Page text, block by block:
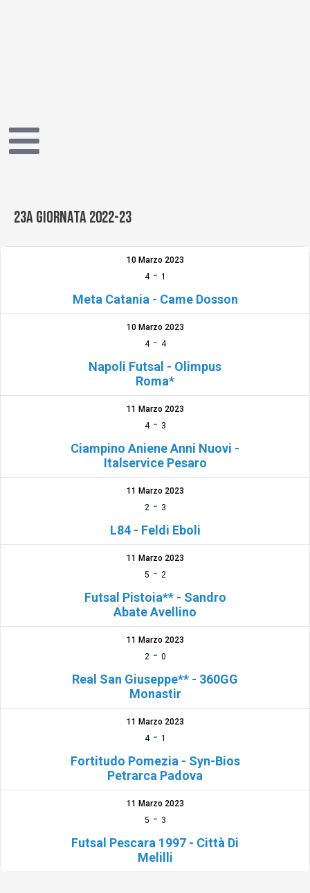
23a giornata 2022-23
10 Marzo 2023
4- 1
Meta Catania - Came Dosson
10 Marzo 2023
4- 4
Napoli Futsal - Olimpus
Roma*
11 Marzo 2023
4- 3
Ciampino Aniene Anni Nuovi -
Italservice Pesaro
11 Marzo 2023
2- 3
L84 - Feldi Eboli
11 Marzo 2023
5 - 2
Futsal Pistoia** - Sandro
Abate Avellino
11 Marzo 2023
2- 0
Real San Giuseppe** - 360GG
Monastir
11 Marzo 2023
4- 1
Fortitudo Pomezia - Syn-Bios
Petrarca Padova
11 Marzo 2023
5 - 3
Futsal Pescara 1997 - Città Di
Melilli